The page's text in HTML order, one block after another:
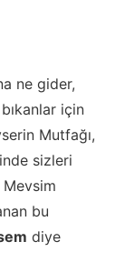
ne gider,
için
Mutfağı,
sizleri
bu
diye